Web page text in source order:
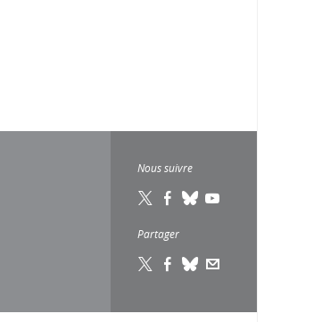
Nous suivre
Partager